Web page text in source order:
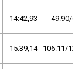
14:42,93 49.90/6,0
15:39,14 106.11/12,7